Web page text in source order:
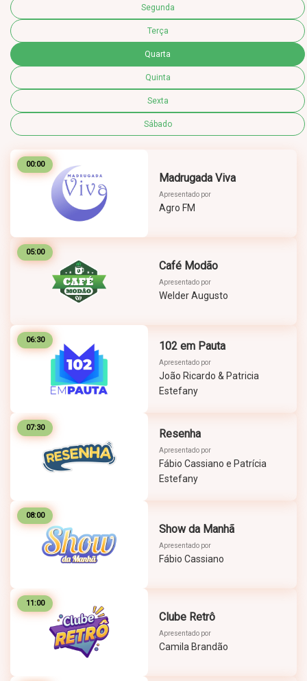
Segunda
Terça
Quarta
Quinta
Sexta
Sábado
00:00
Madrugada Viva
Apresentado por
Agro FM
05:00
Café Modão
Apresentado por
Welder Augusto
06:30 102 em Pauta
Apresentado por
João Ricardo & Patricia
Estefany
07:30 Resenha
Apresentado por
Fábio Cassiano e Patrícia
Estefany
08:00
Show da Manhã
Apresentado por
Fábio Cassiano
11:00
Clube Retrô
Apresentado por
Camila Brandão